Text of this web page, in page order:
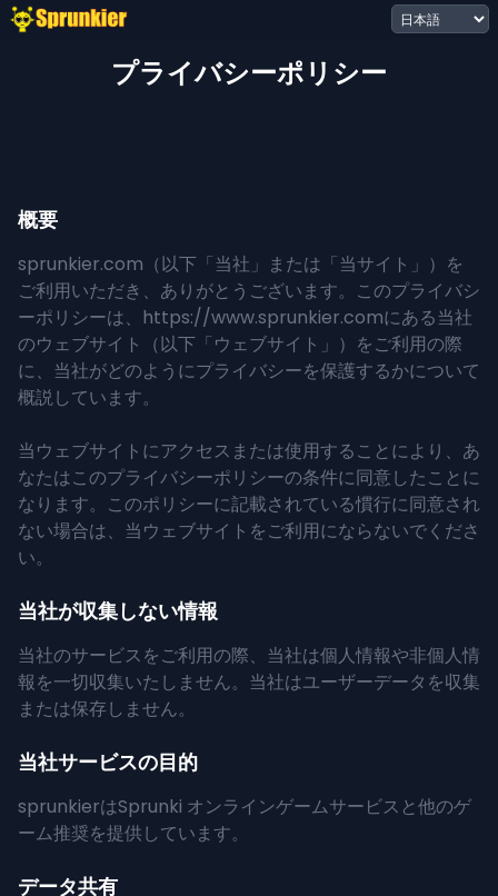
プライバシーポリシー
概要
sprunkier.com（以下「当社」または「当サイト」）を
ご利用いただき、ありがとうございます。このプライバシ
ーポリシーは、 https://www.sprunkier.comにある当社
のウェブサイト（以下「ウェブサイト」）をご利用の際
に、当社がどのようにプライバシーを保護するかについて
概説しています。
当ウェブサイトにアクセスまたは使用することにより、あ
なたはこのプライバシーポリシーの条件に同意したことに
なります。このポリシーに記載されている慣行に同意され
ない場合は、当ウェブサイトをご利用にならないでくださ
い。
当社が収集しない情報
当社のサービスをご利用の際、当社は個人情報や非個人情
報を一切収集いたしません。当社はユーザーデータを収集
または保存しません。
当社サービスの目的
sprunkierはSprunki オンラインゲームサービスと他のゲ
ーム推奨を提供しています。
データ共有